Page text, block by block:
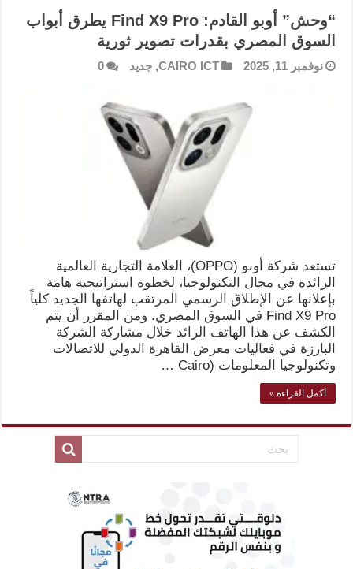
“وحش” أوبو القادم: Find X9 Pro يطرق أبواب
السوق المصري بقدرات تصوير ثورية
نوفمبر 11, 2025 CAIRO ICT
,جديد 0
تستعد شركة أوبو (OPPO)، العلامة التجارية العالمية
الرائدة في مجال التكنولوجيا، لخطوة استراتيجية هامة
بإعلانها عن الإطلاق الرسمي المرتقب لهاتفها الجديد كلياً
Find X9 Pro في السوق المصري. ومن المقرر أن يتم
الكشف عن هذا الهاتف الرائد خلال مشاركة الشركة
البارزة في فعاليات معرض القاهرة الدولي للاتصالات
وتكنولوجيا المعلومات (Cairo …
أكمل القراءة »